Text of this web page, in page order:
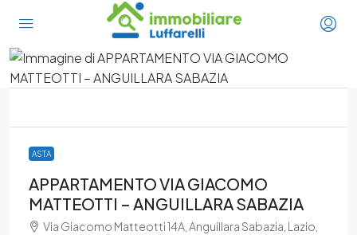
ASTA
APPARTAMENTO VIA GIACOMO
MATTEOTTI – ANGUILLARA SABAZIA
Via Giacomo Matteotti 14A, Anguillara Sabazia, Lazio,